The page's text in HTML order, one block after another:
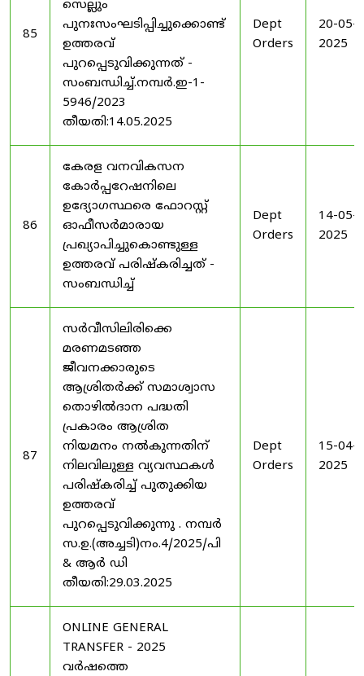
85
സെല്ലും
പുനഃസംഘടിപ്പിച്ചുക്കൊണ്ട്
ഉത്തരവ്
പുറപ്പെടുവിക്കുന്നത് -
സംബന്ധിച്ച്.നമ്പർ.ഇ-1-
5946/2023
തീയതി:14.05.2025
Dept
Orders
20-05-
2025
86
കേരള വനവികസന
കോർപ്പറേഷനിലെ
ഉദ്യോഗസ്ഥരെ ഫോറസ്റ്റ്
ഓഫീസർമാരായ
പ്രഖ്യാപിച്ചുകൊണ്ടുള്ള
ഉത്തരവ് പരിഷ്കരിച്ചത് -
സംബന്ധിച്ച്
Dept
Orders
14-05-
2025
87
സർവീസിലിരിക്കെ
മരണമടഞ്ഞ
ജീവനക്കാരുടെ
ആശ്രിതർക്ക് സമാശ്വാസ
തൊഴിൽദാന പദ്ധതി
പ്രകാരം ആശ്രിത
നിയമനം നൽകുന്നതിന്
നിലവിലുള്ള വ്യവസ്ഥകൾ
പരിഷ്കരിച്ച് പുതുക്കിയ
ഉത്തരവ്
പുറപ്പെടുവിക്കുന്നു . നമ്പർ
സ.ഉ.(അച്ചടി)നം.4/2025/പി
& ആർ ഡി
തീയതി:29.03.2025
Dept
Orders
15-04-
2025
ONLINE GENERAL
TRANSFER - 2025
വർഷത്തെ